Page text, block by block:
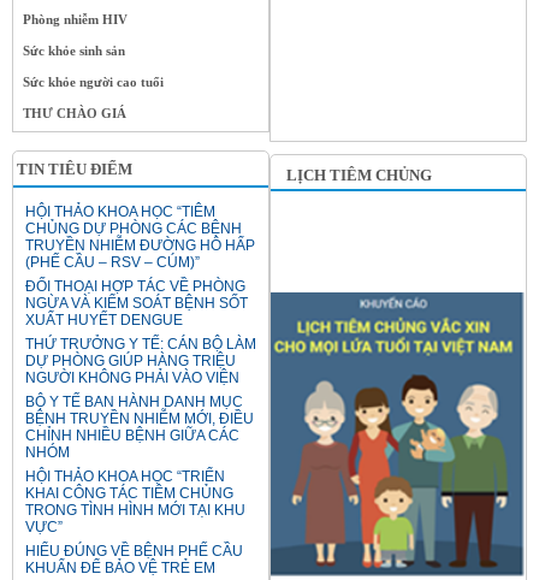
Phòng nhiễm HIV
Sức khỏe sinh sản
Sức khỏe người cao tuổi
THƯ CHÀO GIÁ
TIN TIÊU ĐIỂM
HỘI THẢO KHOA HỌC “TIÊM
CHỦNG DỰ PHÒNG CÁC BỆNH
TRUYỀN NHIỄM ĐƯỜNG HÔ HẤP
(PHẾ CẦU – RSV – CÚM)”
ĐỐI THOẠI HỢP TÁC VỀ PHÒNG
NGỪA VÀ KIỂM SOÁT BỆNH SỐT
XUẤT HUYẾT DENGUE
THỨ TRƯỞNG Y TẾ: CÁN BỘ LÀM
DỰ PHÒNG GIÚP HÀNG TRIỆU
NGƯỜI KHÔNG PHẢI VÀO VIỆN
BỘ Y TẾ BAN HÀNH DANH MỤC
BỆNH TRUYỀN NHIỄM MỚI, ĐIỀU
CHỈNH NHIỀU BỆNH GIỮA CÁC
NHÓM
HỘI THẢO KHOA HỌC “TRIỂN
KHAI CÔNG TÁC TIÊM CHỦNG
TRONG TÌNH HÌNH MỚI TẠI KHU
VỰC”
HIỂU ĐÚNG VỀ BỆNH PHẾ CẦU
KHUẨN ĐỂ BẢO VỆ TRẺ EM
LỊCH TIÊM CHỦNG